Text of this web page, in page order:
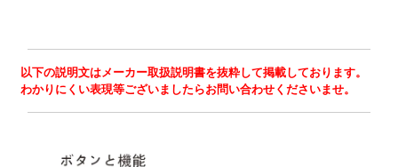
以下の説明文はメーカー取扱説明書を抜粋して掲載しております。
わかりにくい表現等ございましたらお問い合わせくださいませ。